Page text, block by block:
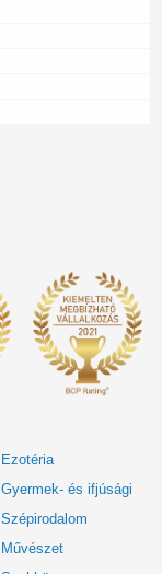
Ezotéria
Gyermek- és ifjúsági
Szépirodalom
Művészet